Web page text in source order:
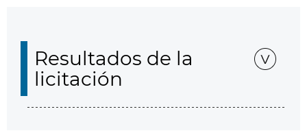
Resultados de la
licitación